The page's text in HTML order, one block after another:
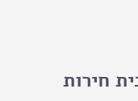
חירות